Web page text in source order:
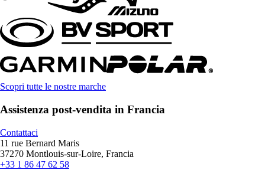
Scopri tutte le nostre marche
Assistenza post-vendita in Francia
Contattaci
11 rue Bernard Maris
37270 Montlouis-sur-Loire, Francia
+33 1 86 47 62 58